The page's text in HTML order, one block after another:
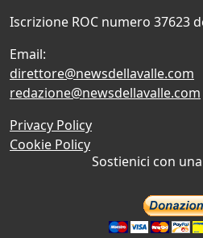
Iscrizione ROC numero 37623
Email:
direttore@newsdellavalle.com
redazione@newsdellavalle.com
Privacy Policy
Cookie Policy
Sostienici con